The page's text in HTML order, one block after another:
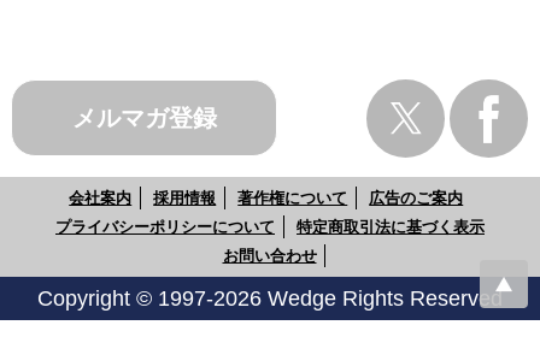
メルマガ登録
会社案内 採用情報 著作権について
広告のご案内
プライバシーポリシーについて
特定商取引法に基づく表示
お問い合わせ
Copyright © 1997-2026 Wedge Rights Reserved